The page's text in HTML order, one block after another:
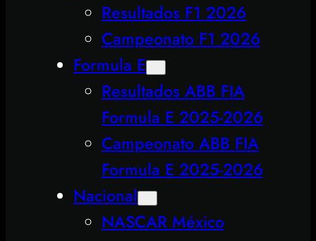
Resultados F1 2026
Campeonato F1 2026
Formula E
Resultados ABB FIA
Formula E 2025-2026
Campeonato ABB FIA
Formula E 2025-2026
Nacional
NASCAR México